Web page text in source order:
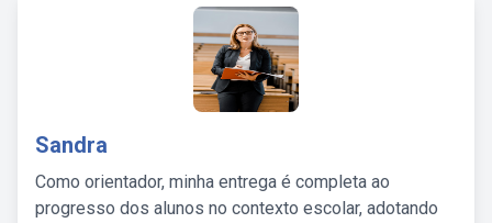
Sandra
Como orientador, minha entrega é completa ao
progresso dos alunos no contexto escolar, adotando